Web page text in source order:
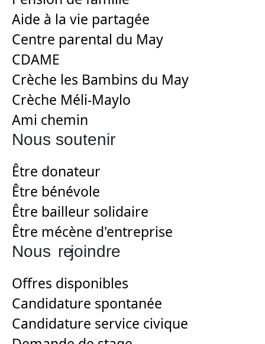
Aide à la vie partagée
Centre parental du May
CDAME
Crèche les Bambins du May
Crèche Méli-Maylo
Ami chemin
Nous soutenir
Être donateur
Être bénévole
Être bailleur solidaire
Être mécène d'entreprise
Nous rejoindre
Offres disponibles
Candidature spontanée
Candidature service civique